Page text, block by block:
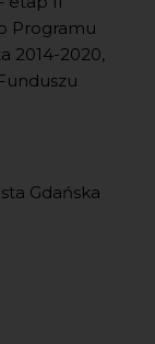
Programu
2014-2020,
Gdańska